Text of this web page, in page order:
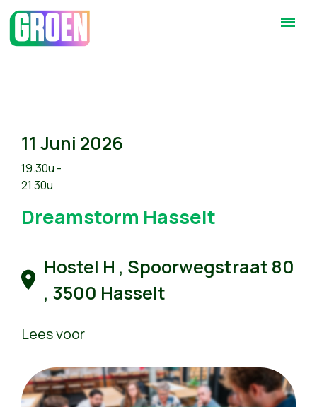
11 Juni 2026
19.30u -
21.30u
Dreamstorm Hasselt
Hostel H , Spoorwegstraat 80
, 3500 Hasselt
Lees voor